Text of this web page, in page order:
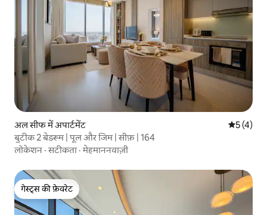
अल सीफ में अपार्टमेंट औसत रेटिंग
5 (4)
बुटीक 2 बेडरूम | पूल और जिम | सीफ़ | 164
लोकेशन ·सटीकता ·मेहमाननवाज़ी
गेस्ट्स की फ़ेवरेट
गेस्ट्स की फ़ेवरेट